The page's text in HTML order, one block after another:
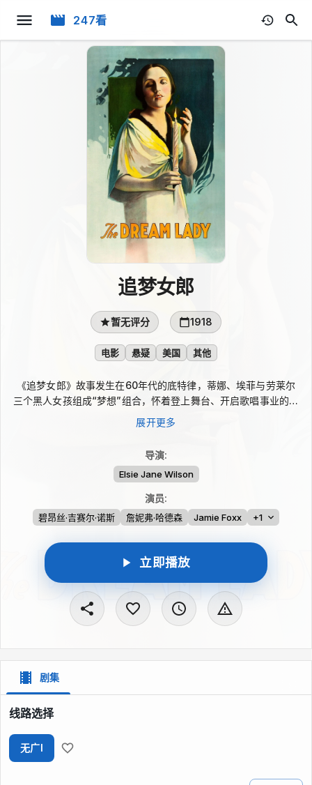
247看
追梦女郎
暂无评分 1918
电影 悬疑 美国 其他
《追梦女郎》故事发生在60年代的底特律，蒂娜、埃菲与劳莱尔
三个黑人女孩组成“梦想”组合，怀着登上舞台、开启歌唱事业的热
望参加选秀。结果未能如愿让她们备受打击，但转机很快出现：经
纪人柯蒂斯注意到她们的潜力，并决心将这个组合塑造成更符合大
展开更多
导演:
Elsie Jane Wilson
演员:
碧昂丝·吉赛尔·诺斯 詹妮弗·哈德森 Jamie Foxx +1
立即播放
剧集
线路选择
无广I